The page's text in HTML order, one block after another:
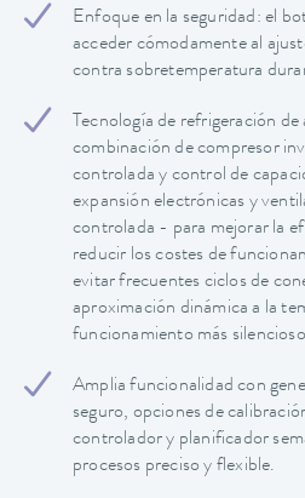
Enfoque en la seguridad: el
acceder cómodamente al
contra sobretemperatura
Tecnología de refrigeración
combinación de compresor
controlada y control de
expansión electrónicas y
controlada - para mejorar la
reducir los costes de
evitar frecuentes ciclos de
aproximación dinámica a la
funcionamiento más
Amplia funcionalidad con
seguro, opciones de
controlador y planificador
procesos preciso y flexible.